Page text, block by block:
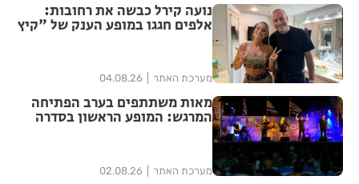
נועה קירל כבשה את רחובות:
אלפים חגגו במופע הענק של "קיץ
מערכת האתר 04.08.26
מאות משתתפים בערב הפתיחה
המרגש: המופע הראשון בסדרה
מערכת האתר 02.08.26